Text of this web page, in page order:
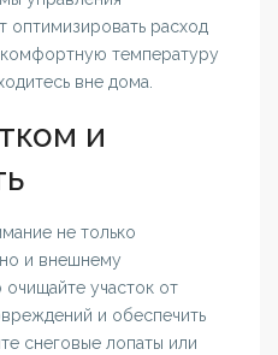
оптимизировать расход
температуру
вне дома.
и
не только
и внешнему
очищайте участок от
и обеспечить
снеговые лопаты или